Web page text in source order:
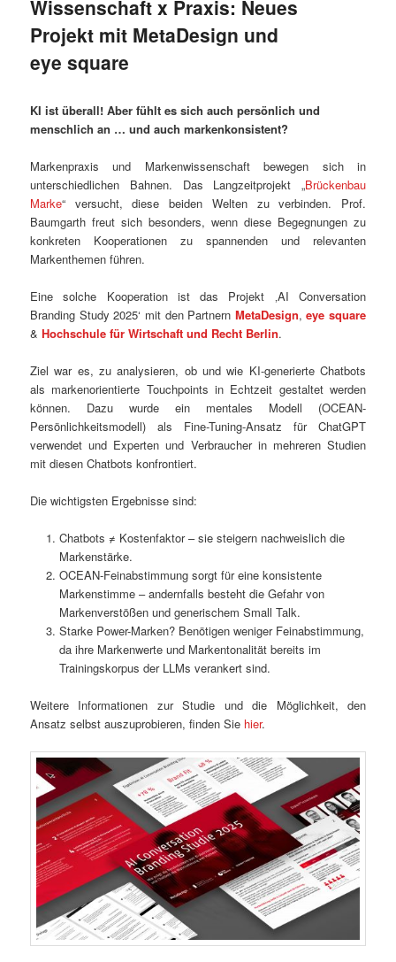
Wissenschaft x Praxis: Neues
Projekt mit MetaDesign und
eye square
KI ist überall! Aber fühlt es sich auch persönlich und
menschlich an … und auch markenkonsistent?
Markenpraxis und Markenwissenschaft bewegen sich in
unterschiedlichen Bahnen. Das Langzeitprojekt „Brückenbau
Marke“ versucht, diese beiden Welten zu verbinden. Prof.
Baumgarth freut sich besonders, wenn diese Begegnungen zu
konkreten Kooperationen zu spannenden und relevanten
Markenthemen führen.
Eine solche Kooperation ist das Projekt ‚AI Conversation
Branding Study 2025‘ mit den Partnern MetaDesign,eye square
&Hochschule für Wirtschaft und Recht Berlin.
Ziel war es, zu analysieren, ob und wie KI-generierte Chatbots
als markenorientierte Touchpoints in Echtzeit gestaltet werden
können. Dazu wurde ein mentales Modell (OCEAN-
Persönlichkeitsmodell) als Fine-Tuning-Ansatz für ChatGPT
verwendet und Experten und Verbraucher in mehreren Studien
mit diesen Chatbots konfrontiert.
Die wichtigsten Ergebnisse sind:
Chatbots ≠ Kostenfaktor – sie steigern nachweislich die
Markenstärke.
OCEAN-Feinabstimmung sorgt für eine konsistente
Markenstimme – andernfalls besteht die Gefahr von
Markenverstößen und generischem Small Talk.
Starke Power-Marken? Benötigen weniger Feinabstimmung,
da ihre Markenwerte und Markentonalität bereits im
Trainingskorpus der LLMs verankert sind.
Weitere Informationen zur Studie und die Möglichkeit, den
Ansatz selbst auszuprobieren, finden Sie hier.